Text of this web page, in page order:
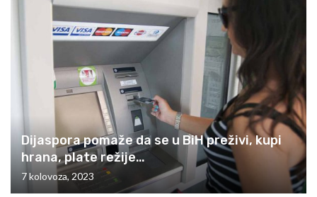
Dijaspora pomaže da se u BiH preživi, kupi
hrana, plate režije…
7 kolovoza, 2023